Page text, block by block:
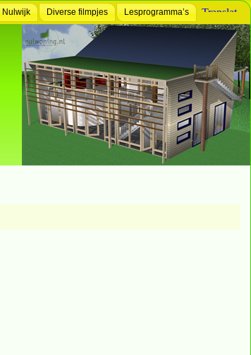
Nulwijk Diverse filmpjes Lesprogramma’s